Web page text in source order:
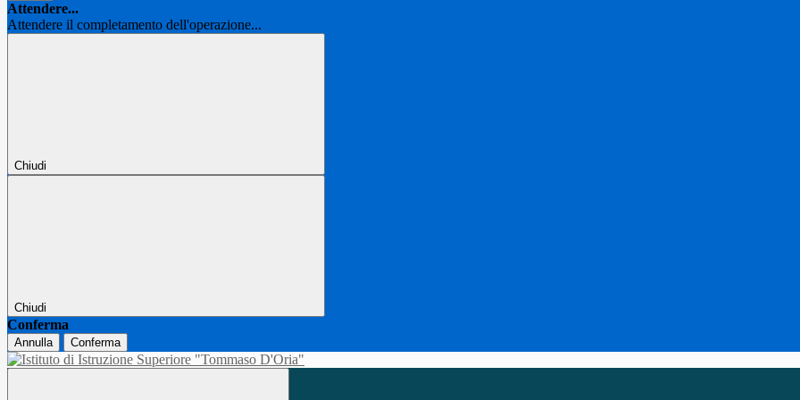
Attendere...
Attendere il completamento dell'operazione...
Chiudi
Chiudi
Conferma
Annulla Conferma